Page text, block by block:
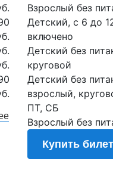
Взрослый без
Детский, с 6 до
включено
Детский без
круговой
Детский без
взрослый,
ПТ, СБ
Взрослый без
Купить